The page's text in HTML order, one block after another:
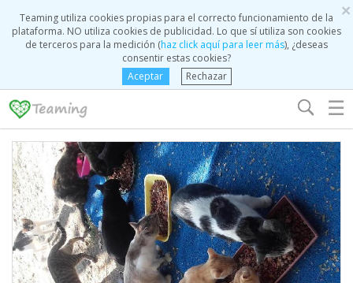
×
Teaming utiliza cookies propias para el correcto funcionamiento de la
plataforma. NO utiliza cookies de publicidad. Lo que sí utiliza son cookies
de terceros para la medición (haz click aquí para leer más), ¿deseas
consentir estas cookies?
Aceptar
Rechazar
☰